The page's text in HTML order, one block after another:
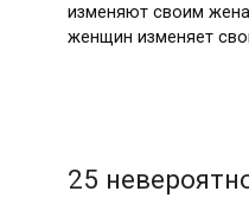
изменяют своим
женщин изменяет
25